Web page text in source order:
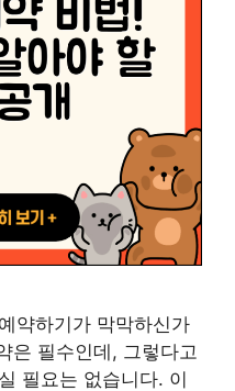
약하기가 막막하신가
은 필수인데, 그렇다고
필요는 없습니다. 이